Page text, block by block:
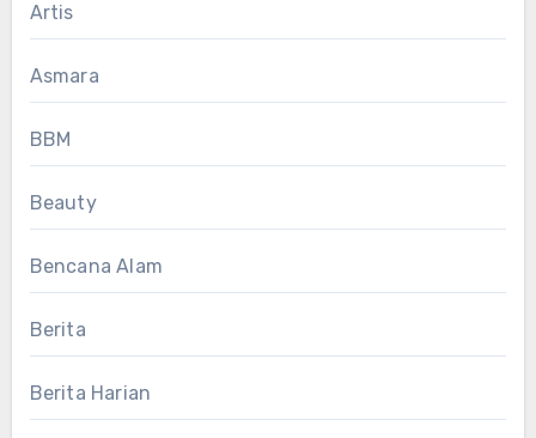
Artis
Asmara
BBM
Beauty
Bencana Alam
Berita
Berita Harian